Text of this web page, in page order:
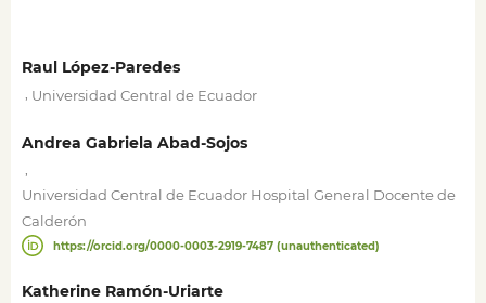
Raul López-Paredes
Universidad Central de Ecuador
Andrea Gabriela Abad-Sojos
Universidad Central de Ecuador Hospital General Docente de
Calderón
https://orcid.org/0000-0003-2919-7487 (unauthenticated)
Katherine Ramón-Uriarte